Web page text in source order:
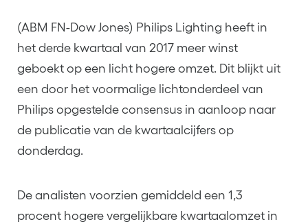
(ABM FN-Dow Jones) Philips Lighting heeft in
het derde kwartaal van 2017 meer winst
geboekt op een licht hogere omzet. Dit blijkt uit
een door het voormalige lichtonderdeel van
Philips opgestelde consensus in aanloop naar
de publicatie van de kwartaalcijfers op
donderdag.
De analisten voorzien gemiddeld een 1,3
procent hogere vergelijkbare kwartaalomzet in